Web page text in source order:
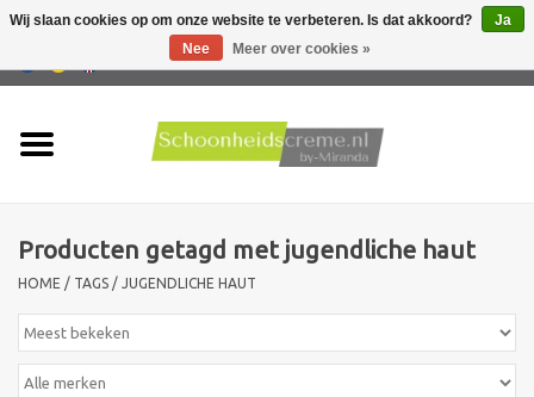
Producten
Huidproblemen
Mannen verzorging
Producten getagd met jugendliche haut
HOME / TAGS / JUGENDLICHE HAUT
Wij slaan cookies op om onze website te verbeteren. Is dat akkoord?
Ja
Nee
Meer over cookies »